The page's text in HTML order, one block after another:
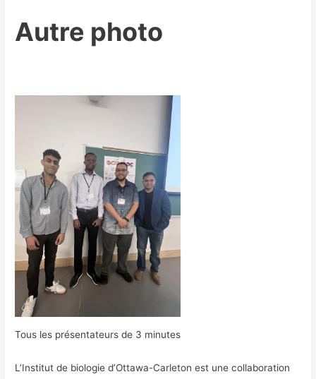
Autre photo
Tous les présentateurs de 3 minutes
L’Institut de biologie d’Ottawa-Carleton est une collaboration